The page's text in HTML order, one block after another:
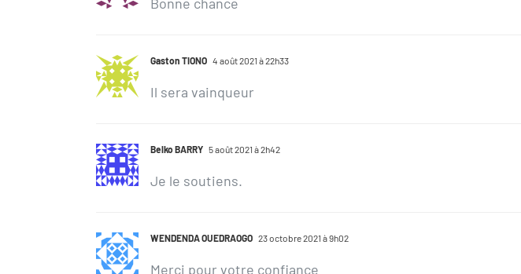
Gaston TIONO 4 août 2021 à 22h33
Il sera vainqueur
Belko BARRY 5 août 2021 à 2h42
Je le soutiens.
WENDENDA OUEDRAOGO 23 octobre 2021 à 9h02
Merci pour votre confiance